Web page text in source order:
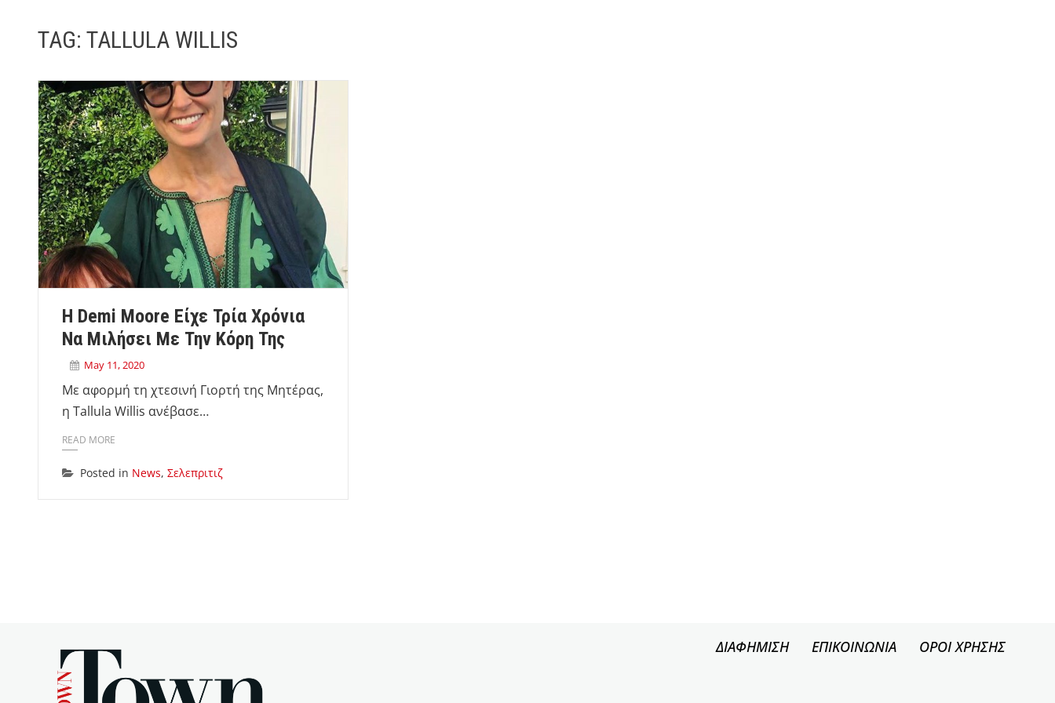
TAG: TALLULA WILLIS
Η Demi Moore Είχε Τρία Χρόνια
Να Μιλήσει Με Την Κόρη Της
May 11, 2020
Με αφορμή τη χτεσινή Γιορτή της Μητέρας,
η Tallula Willis ανέβασε…
READ MORE
Posted in News, Σελεπριτιζ
ΔΙΑΦΗΜΙΣΗ ΕΠΙΚΟΙΝΩΝΙΑ ΟΡΟΙ ΧΡΗΣΗΣ